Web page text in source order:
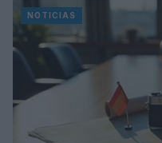
NOTICIAS